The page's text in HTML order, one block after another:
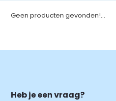
Geen producten gevonden!...
Heb je een vraag?